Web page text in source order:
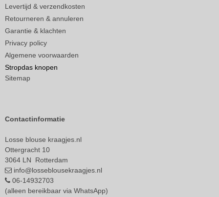
Levertijd & verzendkosten
Retourneren & annuleren
Garantie & klachten
Privacy policy
Algemene voorwaarden
Stropdas knopen
Sitemap
Contactinformatie
Losse blouse kraagjes.nl
Ottergracht 10
3064 LN Rotterdam
info@losseblousekraagjes.nl
06-14932703
(alleen bereikbaar via WhatsApp)